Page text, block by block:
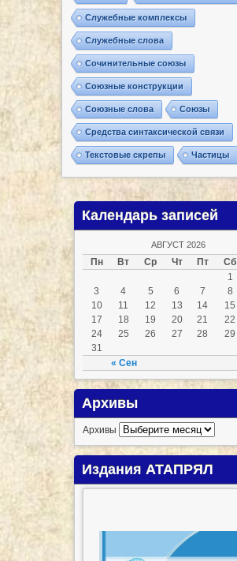
Служебные комплексы
Служебные слова
Сочинительные союзы
Союзные конструкции
Союзные слова Союзы
Средства синтаксической связи
Текстовые скрепы Частицы
Календарь записей
АВГУСТ 2026
Пн Вт Ср Чт Пт Сб
« Сен
1
3
4 5 6 7 8
10
11 12 13 14 15
17
18 19 20 21 22
24
25 26 27 28 29
31
Архивы
Архивы
Издания АТАПРЯЛ